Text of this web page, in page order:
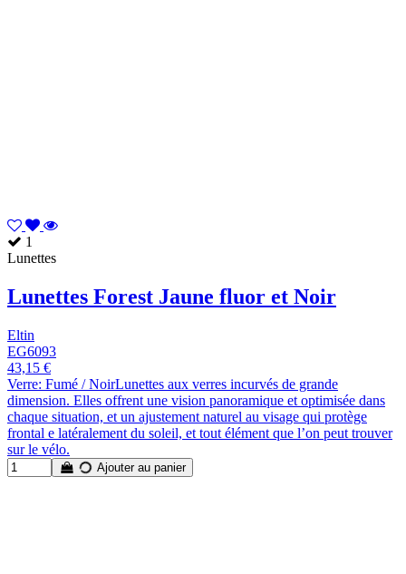
1
Lunettes
Lunettes Forest Jaune fluor et Noir
Eltin
EG6093
43,15 €
Verre: Fumé / NoirLunettes aux verres incurvés de grande
dimension. Elles offrent une vision panoramique et optimisée dans
chaque situation, et un ajustement naturel au visage qui protège
frontal e latéralement du soleil, et tout élément que l’on peut trouver
sur le vélo.
Ajouter au panier